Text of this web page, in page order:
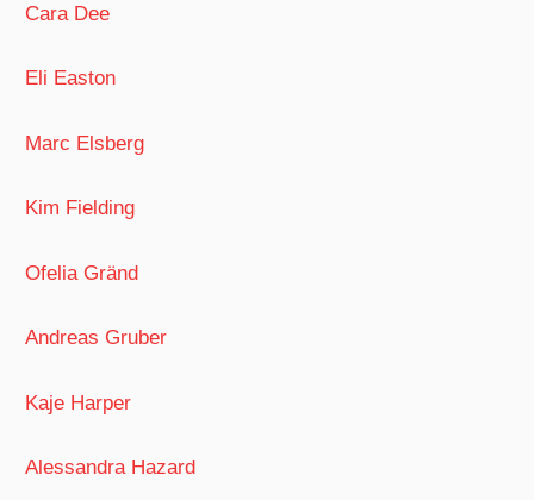
Cara Dee
Eli Easton
Marc Elsberg
Kim Fielding
Ofelia Gränd
Andreas Gruber
Kaje Harper
Alessandra Hazard